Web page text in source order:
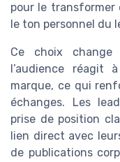
pour le transformer
le ton personnel du
Ce choix
l’audience réagit
marque, ce qui
échanges. Les
prise de position
lien direct avec
de publications